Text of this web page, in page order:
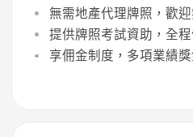
無需地產代理牌照，歡
提供牌照考試資助，全
享佣金制度，多項業績